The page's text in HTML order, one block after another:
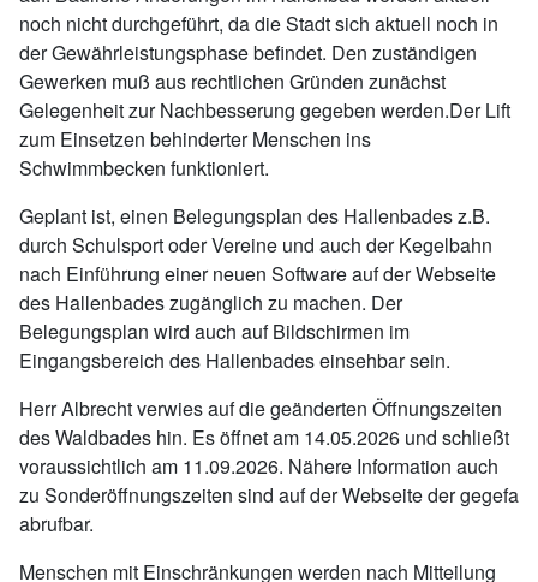
noch nicht durchgeführt, da die Stadt sich aktuell noch in
der Gewährleistungsphase befindet. Den zuständigen
Gewerken muß aus rechtlichen Gründen zunächst
Gelegenheit zur Nachbesserung gegeben werden.Der Lift
zum Einsetzen behinderter Menschen ins
Schwimmbecken funktioniert.
Geplant ist, einen Belegungsplan des Hallenbades z.B.
durch Schulsport oder Vereine und auch der Kegelbahn
nach Einführung einer neuen Software auf der Webseite
des Hallenbades zugänglich zu machen. Der
Belegungsplan wird auch auf Bildschirmen im
Eingangsbereich des Hallenbades einsehbar sein.
Herr Albrecht verwies auf die geänderten Öffnungszeiten
des Waldbades hin. Es öffnet am 14.05.2026 und schließt
voraussichtlich am 11.09.2026. Nähere Information auch
zu Sonderöffnungszeiten sind auf der Webseite der gegefa
abrufbar.
Menschen mit Einschränkungen werden nach Mitteilung